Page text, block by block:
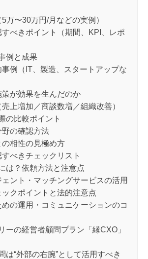
万〜30万円/月などの実例）
べきポイント（期間、KPI、レポ
例と成果
例（IT、製造、スタートアップな
策が効果を生んだのか
上増加／商談数増／組織改善）
の比較ポイント
の確認方法
相性の見極め方
べきチェックリスト
は？依頼方法と注意点
ント・マッチングサービスの活用
クポイントと法的注意点
の運用・コミュニケーションのコ
ーの経営者顧問プラン「縁CXO」
は“外部の右腕”として活用すべき